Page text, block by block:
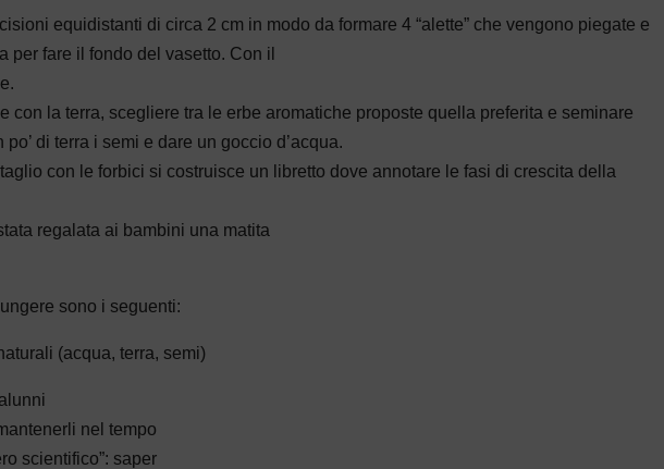
equidistanti di circa 2 cm in modo da formare 4 “alette” che vengono piegate e
per fare il fondo del vasetto. Con il
con la terra, scegliere tra le erbe aromatiche proposte quella preferita e seminare
di terra i semi e dare un goccio d’acqua.
con le forbici si costruisce un libretto dove annotare le fasi di crescita della
regalata ai bambini una matita
sono i seguenti:
(acqua, terra, semi)
nel tempo
scientifico”: saper